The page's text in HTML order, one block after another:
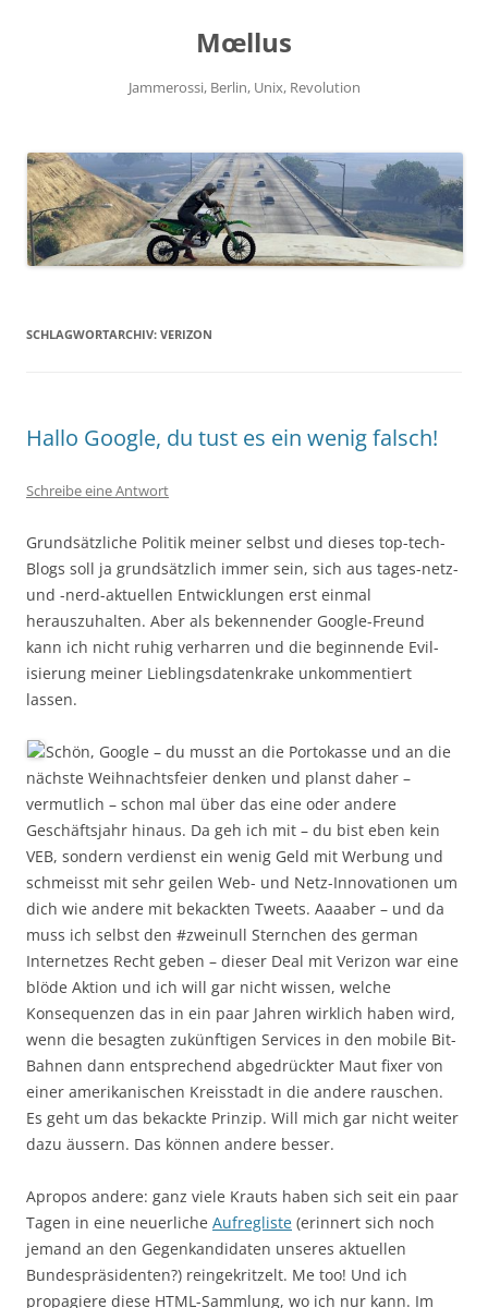
Mœllus
Jammerossi, Berlin, Unix, Revolution
SCHLAGWORTARCHIV: VERIZON
Hallo Google, du tust es ein wenig falsch!
Schreibe eine Antwort
Grundsätzliche Politik meiner selbst und dieses top-tech-
Blogs soll ja grundsätzlich immer sein, sich aus tages-netz-
und -nerd-aktuellen Entwicklungen erst einmal
herauszuhalten. Aber als bekennender Google-Freund
kann ich nicht ruhig verharren und die beginnende Evil-
isierung meiner Lieblingsdatenkrake unkommentiert
lassen.
Schön, Google – du musst an die Portokasse und an die
nächste Weihnachtsfeier denken und planst daher –
vermutlich – schon mal über das eine oder andere
Geschäftsjahr hinaus. Da geh ich mit – du bist eben kein
VEB, sondern verdienst ein wenig Geld mit Werbung und
schmeisst mit sehr geilen Web- und Netz-Innovationen um
dich wie andere mit bekackten Tweets. Aaaaber – und da
muss ich selbst den #zweinull Sternchen des german
Internetzes Recht geben – dieser Deal mit Verizon war eine
blöde Aktion und ich will gar nicht wissen, welche
Konsequenzen das in ein paar Jahren wirklich haben wird,
wenn die besagten zukünftigen Services in den mobile Bit-
Bahnen dann entsprechend abgedrückter Maut fixer von
einer amerikanischen Kreisstadt in die andere rauschen.
Es geht um das bekackte Prinzip. Will mich gar nicht weiter
dazu äussern. Das können andere besser.
Apropos andere: ganz viele Krauts haben sich seit ein paar
Tagen in eine neuerliche Aufregliste (erinnert sich noch
jemand an den Gegenkandidaten unseres aktuellen
Bundespräsidenten?) reingekritzelt. Me too! Und ich
propagiere diese HTML-Sammlung, wo ich nur kann. Im